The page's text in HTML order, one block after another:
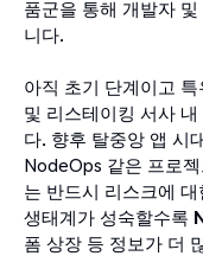
품군을 통해 개발자
니다.
아직 초기 단계이고
및 리스테이킹 서사
다. 향후 탈중앙 앱 시
NodeOps 같은 프로
는 반드시 리스크에
생태계가 성숙할수록
폼 상장 등 정보가 더